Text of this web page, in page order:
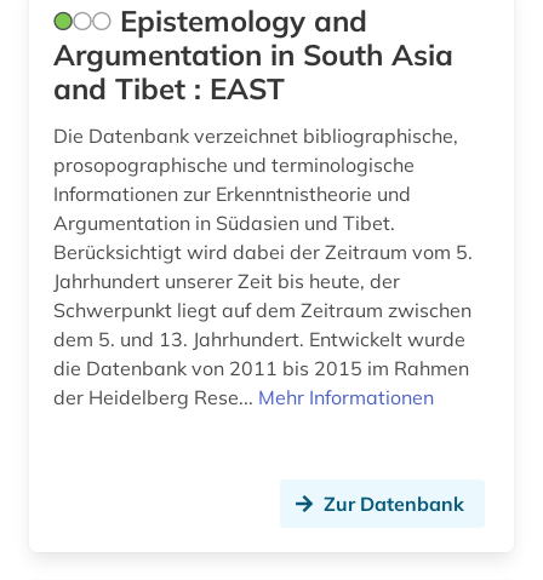
Epistemology and
Argumentation in South Asia
and Tibet : EAST
Die Datenbank verzeichnet bibliographische,
prosopographische und terminologische
Informationen zur Erkenntnistheorie und
Argumentation in Südasien und Tibet.
Berücksichtigt wird dabei der Zeitraum vom 5.
Jahrhundert unserer Zeit bis heute, der
Schwerpunkt liegt auf dem Zeitraum zwischen
dem 5. und 13. Jahrhundert. Entwickelt wurde
die Datenbank von 2011 bis 2015 im Rahmen
der Heidelberg Rese... Mehr Informationen
Zur Datenbank